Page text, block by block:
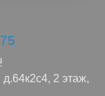
2 этаж,